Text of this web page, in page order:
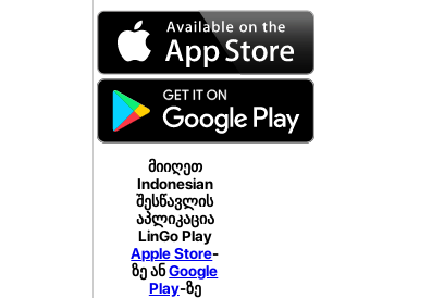
მიიღეთ
Indonesian
შესწავლის
აპლიკაცია
LinGo Play
Apple Store-
ზე ანGoogle
Play-ზე